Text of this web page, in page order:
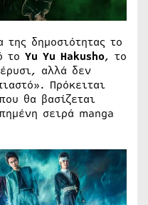
δημοσιότητας το
το Yu Yu Hakusho, το
αλλά δεν
Πρόκειται
θα βασίζεται
σειρά manga